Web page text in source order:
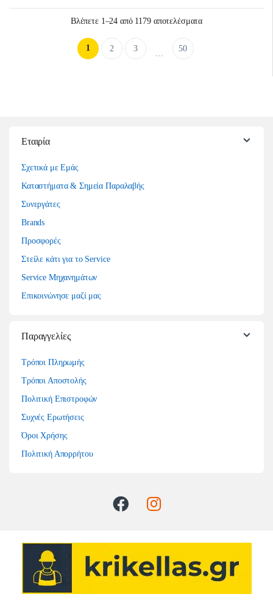
Βλέπετε 1–24 από 1179 αποτελέσματαSorted by latest
1 2 3
…
50
Εταιρία
Σχετικά με Εμάς
Καταστήματα & Σημεία Παραλαβής
Συνεργάτες
Brands
Προσφορές
Στείλε κάτι για το Service
Service Μηχανημάτων
Επικοινώνησε μαζί μας
Παραγγελίες
Τρόποι Πληρωμής
Τρόποι Αποστολής
Πολιτική Επιστροφών
Συχνές Ερωτήσεις
Όροι Χρήσης
Πολιτική Απορρήτου